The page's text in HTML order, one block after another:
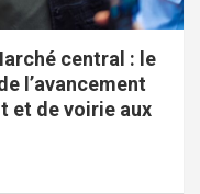
central : le
l’avancement
et de voirie aux